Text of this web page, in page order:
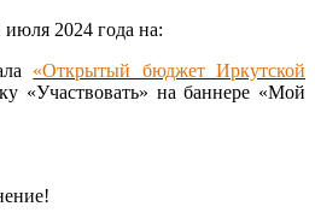
2024 года на:
«Открытый бюджет Иркутской
«Участвовать» на баннере «Мой